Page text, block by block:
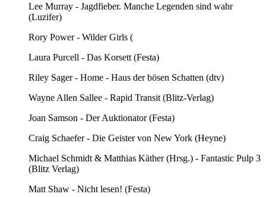
Lee Murray - Jagdfieber. Manche Legenden sind wahr
(Luzifer)
Rory Power - Wilder Girls (
Laura Purcell - Das Korsett (Festa)
Riley Sager - Home - Haus der bösen Schatten (dtv)
Wayne Allen Sallee - Rapid Transit (Blitz-Verlag)
Joan Samson - Der Auktionator (Festa)
Craig Schaefer - Die Geister von New York (Heyne)
Michael Schmidt & Matthias Käther (Hrsg.) - Fantastic Pulp 3
(Blitz Verlag)
Matt Shaw - Nicht lesen! (Festa)